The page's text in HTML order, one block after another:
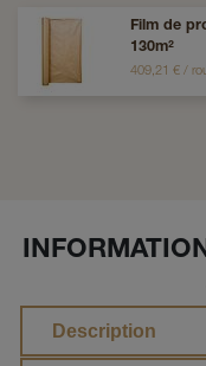
Film de
130m²
409,21 € /
Description